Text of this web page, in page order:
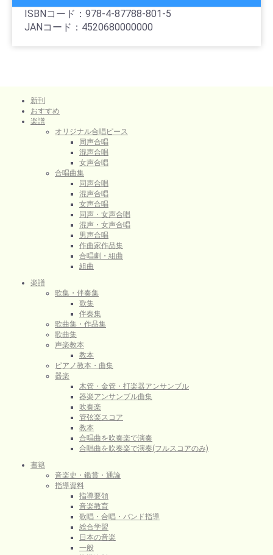
ISBNコード：978-4-87788-801-5
JANコード：4520680000000
新刊
おすすめ
楽譜
オリジナル合唱ピース
同声合唱
混声合唱
女声合唱
合唱曲集
同声合唱
混声合唱
女声合唱
同声・女声合唱
混声・女声合唱
男声合唱
作曲家作品集
合唱劇・組曲
組曲
楽譜
歌集・伴奏集
歌集
伴奏集
歌曲集・作品集
歌曲集
声楽教本
教本
ピアノ教本・曲集
器楽
木管・金管・打楽器アンサンブル
器楽アンサンブル曲集
吹奏楽
管弦楽スコア
教本
合唱曲を吹奏楽で演奏
合唱曲を吹奏楽で演奏(フルスコアのみ)
書籍
音楽史・鑑賞・通論
指導資料
指導要領
音楽教育
歌唱・合唱・バンド指導
総合学習
日本の音楽
一般